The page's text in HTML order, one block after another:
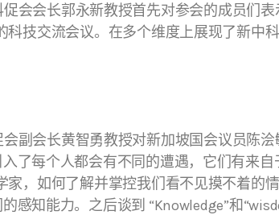
会长郭永新教授首先对参会的成员们
科技交流会议。在多个维度上展现了新
会长黄智勇教授对新加坡国会议员陈浍
了每个人都会有不同的遭遇，它们有来
家，如何了解并掌控我们看不见摸不着的
感知能力。之后谈到 “Knowledge”和